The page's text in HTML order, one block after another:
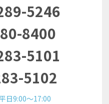
5246
8400
5101
5102
日9:00～17:00